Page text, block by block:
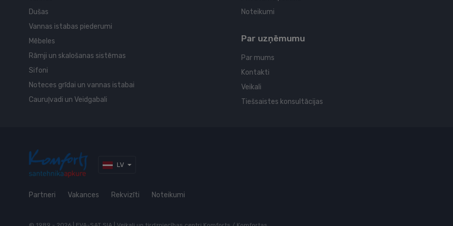
Dušas
Vannas istabas piederumi
Mēbeles
Rāmji un skalošanas sistēmas
Sifoni
Noteces grīdai un vannas istabai
Cauruļvadi un Veidgabali
Noteikumi
Par uzņēmumu
Par mums
Kontakti
Veikali
Tiešsaistes konsultācijas
LV
Partneri Vakances Rekvizīti Noteikumi